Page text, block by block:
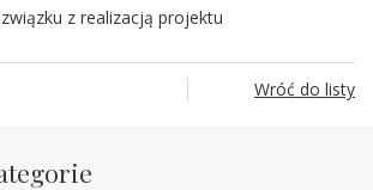
z realizacją projektu
Wróć do listy